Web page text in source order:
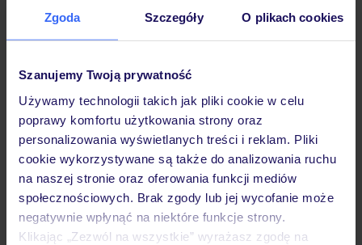
Zgoda Szczegóły O plikach cookies
Szanujemy Twoją prywatność
Używamy technologii takich jak pliki cookie w celu
poprawy komfortu użytkowania strony oraz
personalizowania wyświetlanych treści i reklam. Pliki
cookie wykorzystywane są także do analizowania ruchu
na naszej stronie oraz oferowania funkcji mediów
społecznościowych. Brak zgody lub jej wycofanie może
negatywnie wpłynąć na niektóre funkcje strony.
Klikając „Zezwól na wszystkie” wyrażasz zgodę na
Hotel
Opinie
Pokoje